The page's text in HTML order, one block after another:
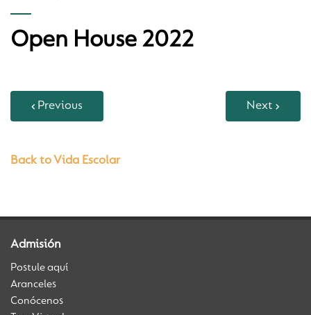
Open House 2022
Previous Next
Back to Vida Escolar
Admisión
Postule aquí
Aranceles
Conócenos